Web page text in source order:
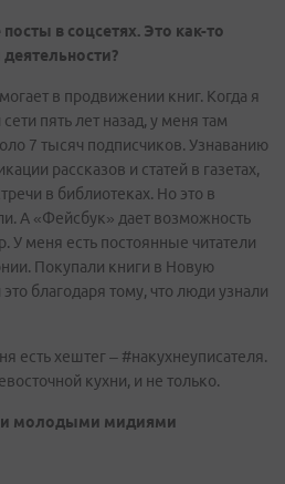
в соцсетях. Это как-то
в продвижении книг. Когда я
пять лет назад, у меня там
7 тысяч подписчиков. Узнаванию
рассказов и статей в газетах,
в библиотеках. Но это в
А «Фейсбук» дает возможность
У меня есть постоянные читатели
Покупали книги в Новую
благодаря тому, что люди узнали
есть хештег – #накухнеуписателя.
кухни, и не только.
и молодыми мидиями